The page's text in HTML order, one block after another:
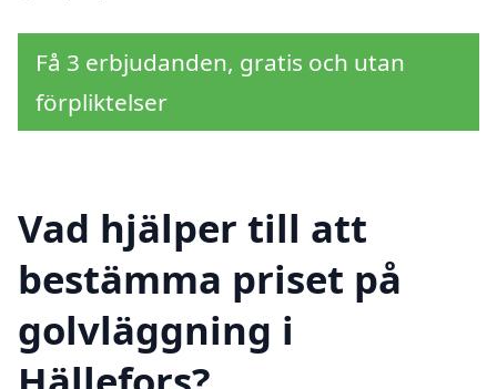
Få 3 erbjudanden, gratis och utan
förpliktelser
Vad hjälper till att
bestämma priset på
golvläggning i